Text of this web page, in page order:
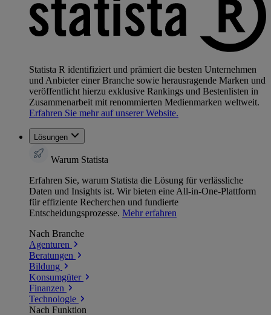
Statista R identifiziert und prämiert die besten Unternehmen
und Anbieter einer Branche sowie herausragende Marken und
veröffentlicht hierzu exklusive Rankings und Bestenlisten in
Zusammenarbeit mit renommierten Medienmarken weltweit.
Erfahren Sie mehr auf unserer Website.
Lösungen
Warum Statista
Erfahren Sie, warum Statista die Lösung für verlässliche
Daten und Insights ist. Wir bieten eine All-in-One-Plattform
für effiziente Recherchen und fundierte
Entscheidungsprozesse. Mehr erfahren
Nach Branche
Agenturen
Beratungen
Bildung
Konsumgüter
Finanzen
Technologie
Nach Funktion